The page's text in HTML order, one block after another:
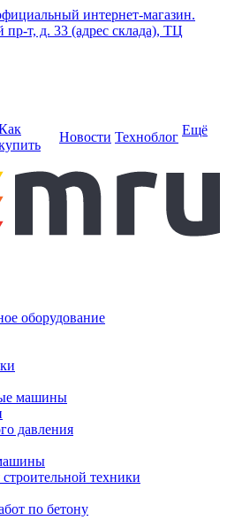
интернет-магазин.
т, д. 33 (адрес склада), ТЦ
Новости Техноблог Ещё
оборудование
машины
давления
техники
по бетону